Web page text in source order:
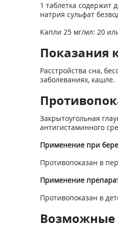
1 таблетка содержит
натрия сульфат
Капли 25 мг/мл: 20
Показания
Расстройства сна,
заболеваниях, кашле.
Закрытоугольная
антигистаминного
Применение при
Противопоказан в
Применение
Противопоказан в
Возможные